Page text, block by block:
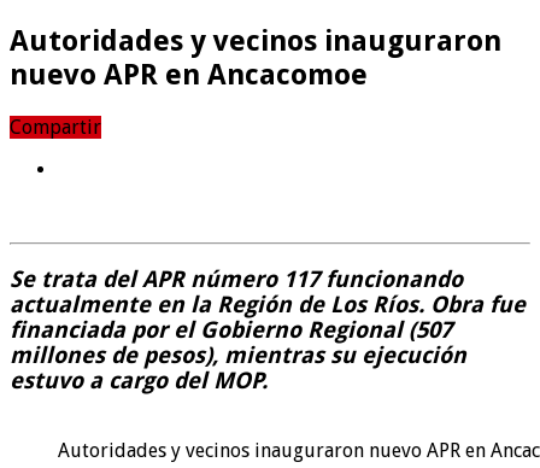
Autoridades y vecinos inauguraron
nuevo APR en Ancacomoe
Compartir
Se trata del APR número 117 funcionando
actualmente en la Región de Los Ríos. Obra fue
financiada por el Gobierno Regional (507
millones de pesos), mientras su ejecución
estuvo a cargo del MOP.
Autoridades y vecinos inauguraron nuevo APR en